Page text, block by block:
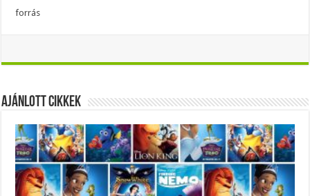
forrás
Ajánlott Cikkek